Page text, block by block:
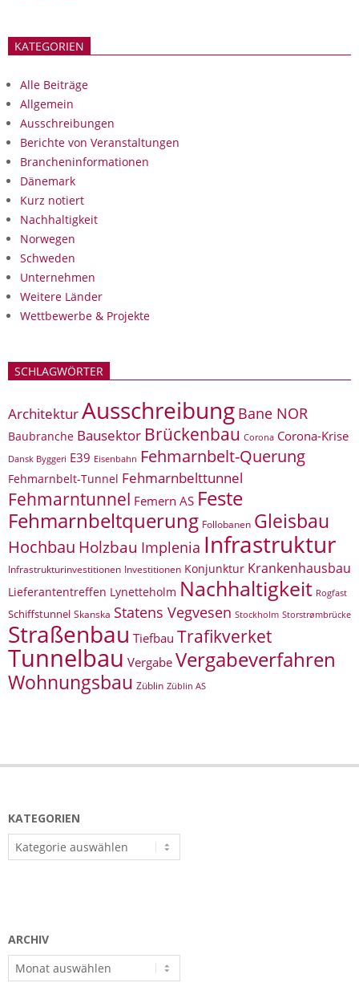
KATEGORIEN
Alle Beiträge
Allgemein
Ausschreibungen
Berichte von Veranstaltungen
Brancheninformationen
Dänemark
Kurz notiert
Nachhaltigkeit
Norwegen
Schweden
Unternehmen
Weitere Länder
Wettbewerbe & Projekte
SCHLAGWÖRTER
ArchitekturAusschreibung Bane NOR
Baubranche Bausektor Brückenbau Corona Corona-Krise
Dansk Byggeri E39 Eisenbahn Fehmarnbelt-Querung
Fehmarnbelt-Tunnel Fehmarnbelttunnel
Fehmarntunnel Femern AS Feste
Fehmarnbeltquerung Follobanen Gleisbau
Hochbau Holzbau Implenia Infrastruktur
Infrastrukturinvestitionen Investitionen Konjunktur Krankenhausbau
Lieferantentreffen Lynetteholm Nachhaltigkeit Rogfast
Schiffstunnel Skanska Statens Vegvesen Stockholm Storstrømbrücke
Straßenbau Tiefbau Trafikverket
Tunnelbau Vergabe Vergabeverfahren
Wohnungsbau Züblin Züblin AS
KATEGORIEN
Kategorien
ARCHIV
Archiv